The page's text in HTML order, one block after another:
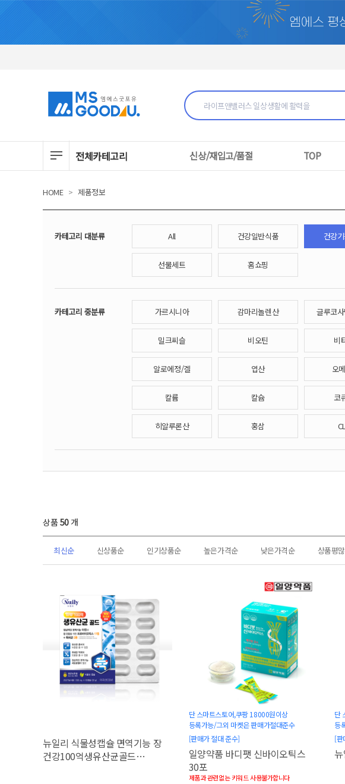
전체카테고리 신상/재입고/품절 TOP
HOME > 제품정보
카테고리 대분류 All 건강일반식품 건강
선물세트 홈쇼핑
카테고리 중분류 가르시니아 감마리놀렌산 글루코
밀크씨슬 비오틴 비
알로에정/겔 엽산 오
칼륨 칼슘 코
히알루론산 홍삼
상품 50개
최신순 신상품순 인기상품순 높은가격순 낮은가격순 상품평
뉴일리 식물성캡슐 면역기능 장
건강100억생유산균골드
단 스마트스토어,쿠팡 18000원이상
등록가능/그외 마켓은 판매가절대준수
[판매가 절대 준수]
일양약품 바디팻 신바이오틱스
30포
제품과 관련없는 키워드 사용불가합니다
단
등
[판